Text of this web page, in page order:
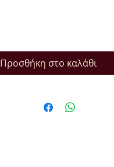
Προσθήκη στο καλάθι